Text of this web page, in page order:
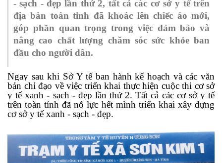
- sạch - đẹp lần thứ 2, tất cả các cơ sở y tế trên
địa bàn toàn tỉnh đã khoác lên chiếc áo mới,
góp phần quan trọng trong việc đảm bảo và
nâng cao chất lượng chăm sóc sức khỏe ban
đầu cho người dân.
Ngay sau khi Sở Y tế ban hành kế hoạch và các văn
bản chỉ đạo vềviệc triển khai thực hiện cuộc thi cơ sở
y tế xanh - sạch - đẹp lần thứ 2. Tất cả các cơ sở y tế
trên toàn tỉnh đã nỗ lực hết mình triển khai xây dựng
cơ sở y tế xanh - sạch - đẹp.